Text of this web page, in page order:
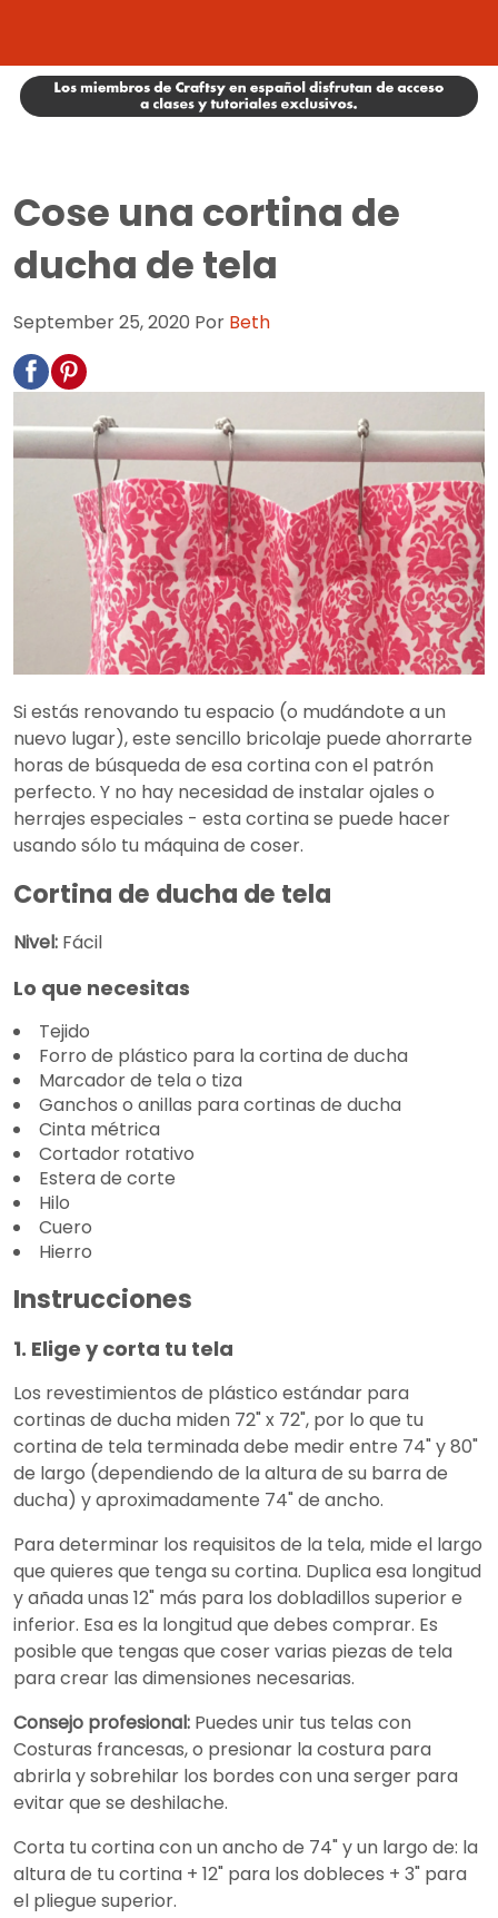
Cose una cortina de
ducha de tela
September 25, 2020 Por Beth
Si estás renovando tu espacio (o mudándote a un
nuevo lugar), este sencillo bricolaje puede ahorrarte
horas de búsqueda de esa cortina con el patrón
perfecto. Y no hay necesidad de instalar ojales o
herrajes especiales - esta cortina se puede hacer
usando sólo tu máquina de coser.
Cortina de ducha de tela
Nivel: Fácil
Lo que necesitas
Tejido
Forro de plástico para la cortina de ducha
Marcador de tela o tiza
Ganchos o anillas para cortinas de ducha
Cinta métrica
Cortador rotativo
Estera de corte
Hilo
Cuero
Hierro
Instrucciones
1. Elige y corta tu tela
Los revestimientos de plástico estándar para
cortinas de ducha miden 72" x 72", por lo que tu
cortina de tela terminada debe medir entre 74" y 80"
de largo (dependiendo de la altura de su barra de
ducha) y aproximadamente 74" de ancho.
Para determinar los requisitos de la tela, mide el largo
que quieres que tenga su cortina. Duplica esa longitud
y añada unas 12" más para los dobladillos superior e
inferior. Esa es la longitud que debes comprar. Es
posible que tengas que coser varias piezas de tela
para crear las dimensiones necesarias.
Consejo profesional: Puedes unir tus telas con
Costuras francesas, o presionar la costura para
abrirla y sobrehilar los bordes con una serger para
evitar que se deshilache.
Corta tu cortina con un ancho de 74" y un largo de: la
altura de tu cortina + 12" para los dobleces + 3" para
el pliegue superior.